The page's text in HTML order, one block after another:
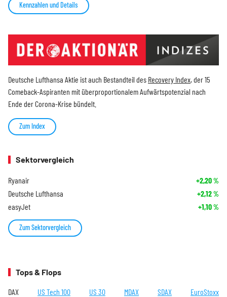
Kennzahlen und Details
Deutsche Lufthansa Aktie ist auch Bestandteil des Recovery Index, der 15
Comeback-Aspiranten mit überproportionalem Aufwärtspotenzial nach
Ende der Corona-Krise bündelt.
Zum Index
Sektorvergleich
Ryanair +2,20%
Deutsche Lufthansa +2,12%
easyJet +1,10%
Zum Sektorvergleich
Tops & Flops
DAX US Tech 100 US 30 MDAX SDAX EuroStoxx